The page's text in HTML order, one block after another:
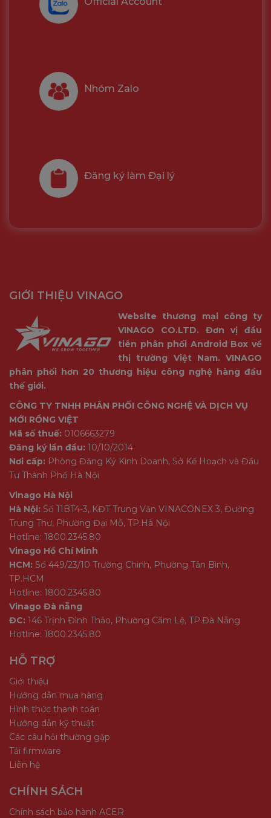
Nhóm Zalo
Đăng ký làm Đại lý
GIỚI THIỆU VINAGO
Website thương mại công ty
VINAGO CO.LTD. Đơn vị đầu
tiên phân phối Android Box về
thị trường Việt Nam. VINAGO
phân phối hơn 20 thương hiệu công nghệ hàng đầu
thế giới.
CÔNG TY TNHH PHÂN PHỐI CÔNG NGHỆ VÀ DỊCH VỤ
MỚI RỒNG VIỆT
Mã số thuế: 0106663279
Đăng ký lần đầu: 10/10/2014
Nơi cấp: Phòng Đăng Ký Kinh Doanh, Sở Kế Hoạch và Đầu
Tư Thành Phố Hà Nội
Vinago Hà Nội
Hà Nội: Số 11BT4-3, KĐT Trung Văn VINACONEX 3, Đường
Trung Thư, Phường Đại Mỗ, TP.Hà Nội
Hotline: 1800.2345.80
Vinago Hồ Chí Minh
HCM: Số 449/23/10 Trường Chinh, Phường Tân Bình,
TP.HCM
Hotline: 1800.2345.80
Vinago Đà nẵng
ĐC: 146 Trịnh Đình Thảo, Phường Cẩm Lệ, TP.Đà Nẵng
Hotline: 1800.2345.80
HỖ TRỢ
Giới thiệu
Hướng dẫn mua hàng
Hình thức thanh toán
Hướng dẫn kỹ thuật
Các câu hỏi thường gặp
Tải firmware
Liên hệ
CHÍNH SÁCH
Chính sách bảo hành ACER